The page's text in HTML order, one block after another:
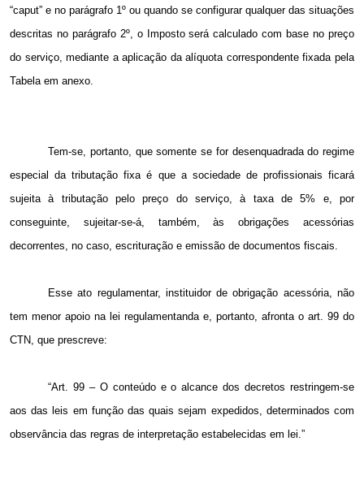
“caput” e no parágrafo 1º ou quando se configurar qualquer das situações
descritas no parágrafo 2º, o Imposto será calculado com base no preço
do serviço, mediante a aplicação da alíquota correspondente fixada pela
Tabela em anexo.
Tem-se, portanto, que somente se for desenquadrada do regime
especial da tributação fixa é que a sociedade de profissionais ficará
sujeita à tributação pelo preço do serviço, à taxa de 5% e, por
conseguinte, sujeitar-se-á, também, às obrigações acessórias
decorrentes, no caso, escrituração e emissão de documentos fiscais.
Esse ato regulamentar, instituidor de obrigação acessória, não
tem menor apoio na lei regulamentanda e, portanto, afronta o art. 99 do
CTN, que prescreve:
“Art. 99 – O conteúdo e o alcance dos decretos restringem-se
aos das leis em função das quais sejam expedidos, determinados com
observância das regras de interpretação estabelecidas em lei.”